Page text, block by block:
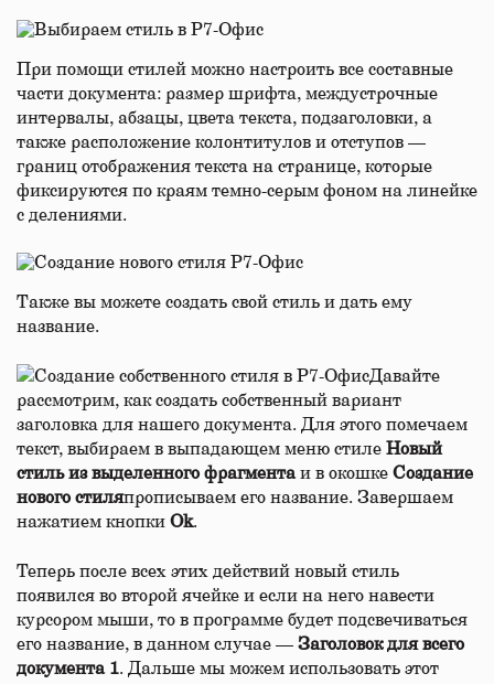
При помощи стилей можно настроить все составные
части документа: размер шрифта, междустрочные
интервалы, абзацы, цвета текста, подзаголовки, а
также расположение колонтитулов и отступов —
границ отображения текста на странице, которые
фиксируются по краям темно-серым фоном на линейке
с делениями.
Также вы можете создать свой стиль и дать ему
название.
Давайте
рассмотрим, как создать собственный вариант
заголовка для нашего документа. Для этого помечаем
текст, выбираем в выпадающем меню стиле Новый
стиль из выделенного фрагментаи в окошке Создание
нового стиляпрописываем его название. Завершаем
нажатием кнопки Ok.
Теперь после всех этих действий новый стиль
появился во второй ячейке и если на него навести
курсором мыши, то в программе будет подсвечиваться
его название, в данном случае — Заголовок для всего
документа 1. Дальше мы можем использовать этот